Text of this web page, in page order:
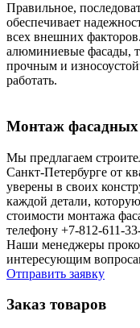
Правильное,
обеспечивает
всех внешних
алюминиевые фасады,
прочным и
работать.
Монтаж фасадных
Мы предлагаем
Санкт-Петербурге от
уверены в своих
каждой детали,
стоимости монтажа
телефону +7-812-611-
Наши менеджеры
интересующим
Отправить заявку
Заказ товаров